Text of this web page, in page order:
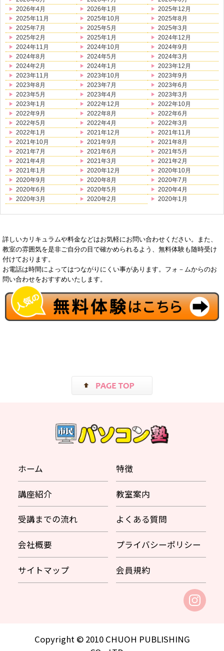
2026年4月
2026年1月
2025年12月
2025年11月
2025年10月
2025年8月
2025年7月
2025年5月
2025年3月
2025年2月
2025年1月
2024年12月
2024年11月
2024年10月
2024年9月
2024年8月
2024年5月
2024年3月
2024年2月
2024年1月
2023年12月
2023年11月
2023年10月
2023年9月
2023年8月
2023年7月
2023年6月
2023年5月
2023年4月
2023年3月
2023年1月
2022年12月
2022年10月
2022年9月
2022年8月
2022年6月
2022年5月
2022年4月
2022年3月
2022年1月
2021年12月
2021年11月
2021年10月
2021年9月
2021年8月
2021年7月
2021年6月
2021年5月
2021年4月
2021年3月
2021年2月
2021年1月
2020年12月
2020年10月
2020年9月
2020年8月
2020年7月
2020年6月
2020年5月
2020年4月
2020年3月
2020年2月 2020年1月
詳しいカリキュラムや料金などはお気軽にお問い合わせください。また、
教室の雰囲気を是非ご自分の目で確かめられるよう、無料体験も随時受け
付けております。
お電話は時間によってはつながりにくい事があります。フォ－ムからのお
問い合わせをおすすめいたします。
ホーム 特徴
講座紹介 教室案内
受講までの流れ よくある質問
会社概要 プライバシーポリシー
サイトマップ 会員規約
Copyright © 2010 CHUOH PUBLISHING